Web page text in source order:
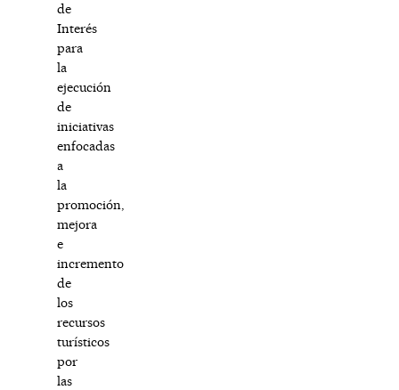
de
Interés
para
la
ejecución
de
iniciativas
enfocadas
a
la
promoción,
mejora
e
incremento
de
los
recursos
turísticos
por
las